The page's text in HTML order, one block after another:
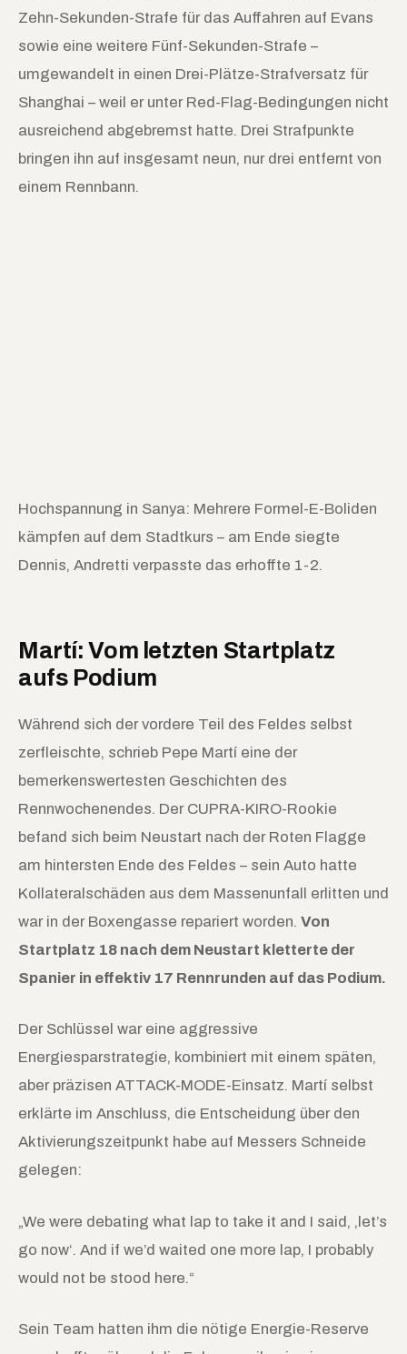
Zehn-Sekunden-Strafe für das Auffahren auf Evans
sowie eine weitere Fünf-Sekunden-Strafe –
umgewandelt in einen Drei-Plätze-Strafversatz für
Shanghai – weil er unter Red-Flag-Bedingungen nicht
ausreichend abgebremst hatte. Drei Strafpunkte
bringen ihn auf insgesamt neun, nur drei entfernt von
einem Rennbann.
Hochspannung in Sanya: Mehrere Formel-E-Boliden
kämpfen auf dem Stadtkurs – am Ende siegte
Dennis, Andretti verpasste das erhoffte 1-2.
Martí: Vom letzten Startplatz
aufs Podium
Während sich der vordere Teil des Feldes selbst
zerfleischte, schrieb Pepe Martí eine der
bemerkenswertesten Geschichten des
Rennwochenendes. Der CUPRA-KIRO-Rookie
befand sich beim Neustart nach der Roten Flagge
am hintersten Ende des Feldes – sein Auto hatte
Kollateralschäden aus dem Massenunfall erlitten und
war in der Boxengasse repariert worden. Von
Startplatz 18 nach dem Neustart kletterte der
Spanier in effektiv 17 Rennrunden auf das Podium.
Der Schlüssel war eine aggressive
Energiesparstrategie, kombiniert mit einem späten,
aber präzisen ATTACK-MODE-Einsatz. Martí selbst
erklärte im Anschluss, die Entscheidung über den
Aktivierungszeitpunkt habe auf Messers Schneide
gelegen:
„We were debating what lap to take it and I said, ‚let’s
go now‘. And if we’d waited one more lap, I probably
would not be stood here.“
Sein Team hatten ihm die nötige Energie-Reserve